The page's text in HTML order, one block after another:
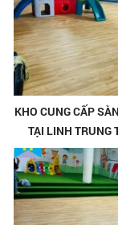
KHO CUNG CẤP
TẠI LINH TRUNG